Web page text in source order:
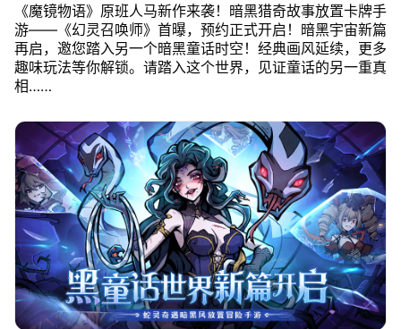
《魔镜物语》原班人马新作来袭！暗黑猎奇故事放置卡牌手
游——《幻灵召唤师》首曝，预约正式开启！暗黑宇宙新篇
再启，邀您踏入另一个暗黑童话时空！经典画风延续，更多
趣味玩法等你解锁。请踏入这个世界，见证童话的另一重真
相……